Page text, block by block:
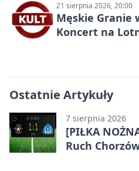
21 sierpnia 2026, 20:00
Męskie Granie
Koncert na
Ostatnie Artykuły
7 sierpnia 2026
[PIŁKA
Ruch